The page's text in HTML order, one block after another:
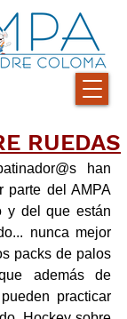
RUEDAS
han
parte del AMPA
y del que están
nunca mejor
packs de palos
además de
practicar